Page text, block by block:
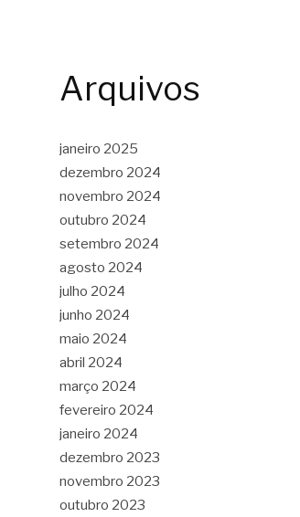
Arquivos
janeiro 2025
dezembro 2024
novembro 2024
outubro 2024
setembro 2024
agosto 2024
julho 2024
junho 2024
maio 2024
abril 2024
março 2024
fevereiro 2024
janeiro 2024
dezembro 2023
novembro 2023
outubro 2023